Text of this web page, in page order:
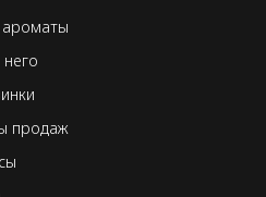
ароматы
продаж